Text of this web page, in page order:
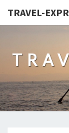
TRAVEL-